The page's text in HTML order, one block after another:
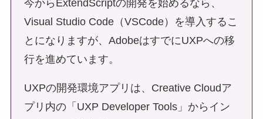
今からExtendScriptの開発を始めるなら、
Visual Studio Code（VSCode）を導入するこ
とになりますが、AdobeはすでにUXPへの移
行を進めています。
UXPの開発環境アプリは、Creative Cloudア
プリ内の「UXP Developer Tools」からイン